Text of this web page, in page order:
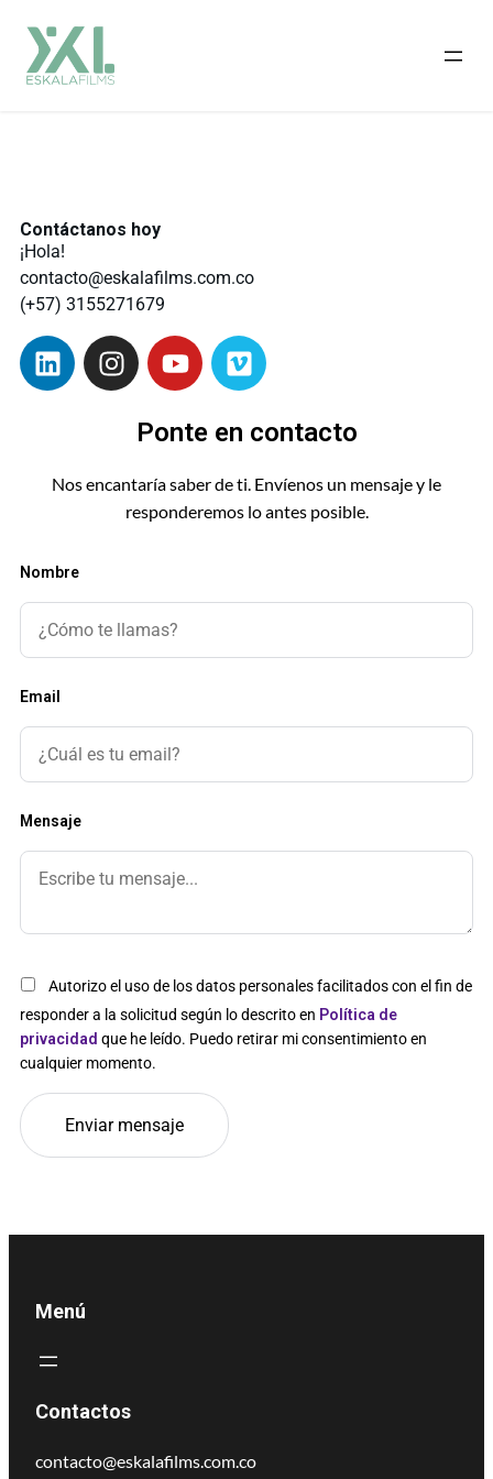
Contáctanos hoy
¡Hola!
contacto@eskalafilms.com.co
(+57) 3155271679
Ponte en contacto
Nos encantaría saber de ti. Envíenos un mensaje y le
responderemos lo antes posible.
Nombre
Email
Mensaje
Autorizo el uso de los datos personales facilitados con el fin de
responder a la solicitud según lo descrito en Política de
privacidad que he leído. Puedo retirar mi consentimiento en
cualquier momento.
Menú
Contactos
contacto@eskalafilms.com.co